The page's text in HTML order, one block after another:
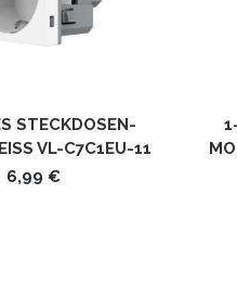
STECKDOSEN-
VL-C7C1EU-11 L
IVOLO
6,99 €